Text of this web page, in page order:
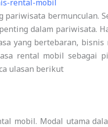
pariwisata bermunculan.
dalam pariwisata.
yang bertebaran, bisnis
rental mobil sebagai
ulasan berikut
mobil. Modal utama